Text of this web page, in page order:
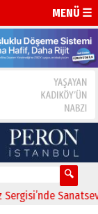
MENÜ ☰